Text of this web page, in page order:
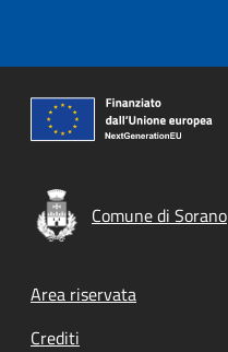
Comune di Sorano
Footer menu
Area riservata
Crediti